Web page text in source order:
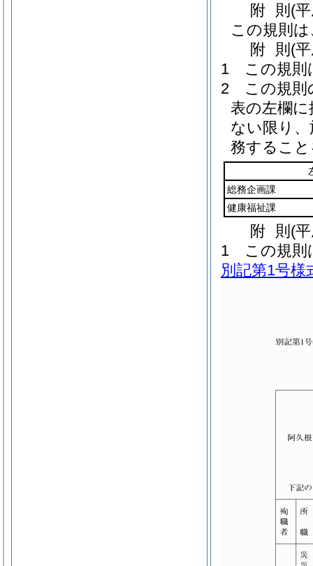
附 則 (
この規則
附 則 (
1
この規則
2
この規則
表の左欄
ない限り
務するこ
総務企画課
健康福祉課
附 則 (
1
この規則
別記第1号様